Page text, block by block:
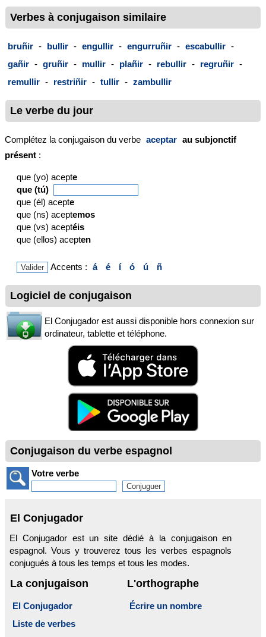
Verbes à conjugaison similaire
bruñir - bullir - engullir - engurruñir - escabullir -
gañir - gruñir - mullir - plañir - rebullir - regruñir -
remullir - restriñir - tullir - zambullir
Le verbe du jour
Complétez la conjugaison du verbe aceptar au subjonctif
présent :
que (yo) acepte
que (tú)
que (él) acepte
que (ns) aceptemos
que (vs) aceptéis
que (ellos) acepten
Accents : á é í ó ú ñ
Logiciel de conjugaison
El Conjugador est aussi disponible hors connexion sur
ordinateur, tablette et téléphone.
Conjugaison du verbe espagnol
Votre verbe
El Conjugador
El Conjugador est un site dédié à la conjugaison en
espagnol. Vous y trouverez tous les verbes espagnols
conjugués à tous les temps et tous les modes.
La conjugaison
El Conjugador
Liste de verbes
L'orthographe
Écrire un nombre